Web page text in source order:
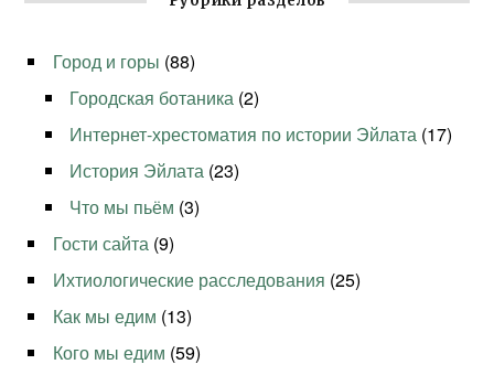
Город и горы (88)
Городская ботаника (2)
Интернет-хрестоматия по истории Эйлата (17)
История Эйлата (23)
Что мы пьём (3)
Гости сайта (9)
Ихтиологические расследования (25)
Как мы едим (13)
Кого мы едим (59)